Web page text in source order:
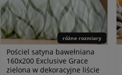
różne rozmiary
Pościel satyna bawełniana
160x200 Exclusive Grace
zielona w dekoracyjne liście